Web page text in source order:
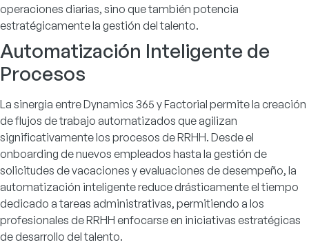
operaciones diarias, sino que también potencia
estratégicamente la gestión del talento.
Automatización Inteligente de
Procesos
La sinergia entre Dynamics 365 y Factorial permite la creación
de flujos de trabajo automatizados que agilizan
significativamente los procesos de RRHH. Desde el
onboarding de nuevos empleados hasta la gestión de
solicitudes de vacaciones y evaluaciones de desempeño, la
automatización inteligente reduce drásticamente el tiempo
dedicado a tareas administrativas, permitiendo a los
profesionales de RRHH enfocarse en iniciativas estratégicas
de desarrollo del talento.